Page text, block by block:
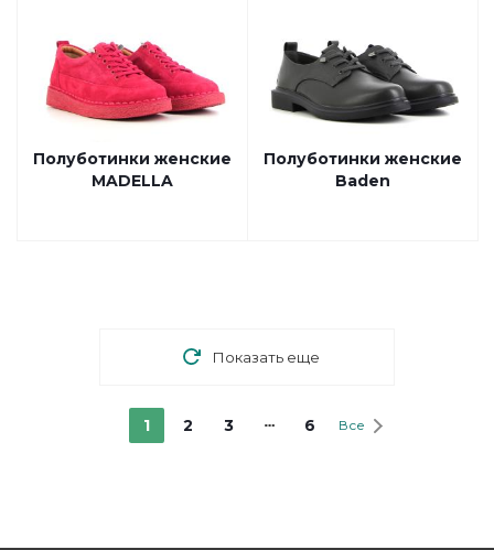
Полуботинки женские
MADELLA
Полуботинки женские
Baden
Показать еще
1 2 3 6 Все